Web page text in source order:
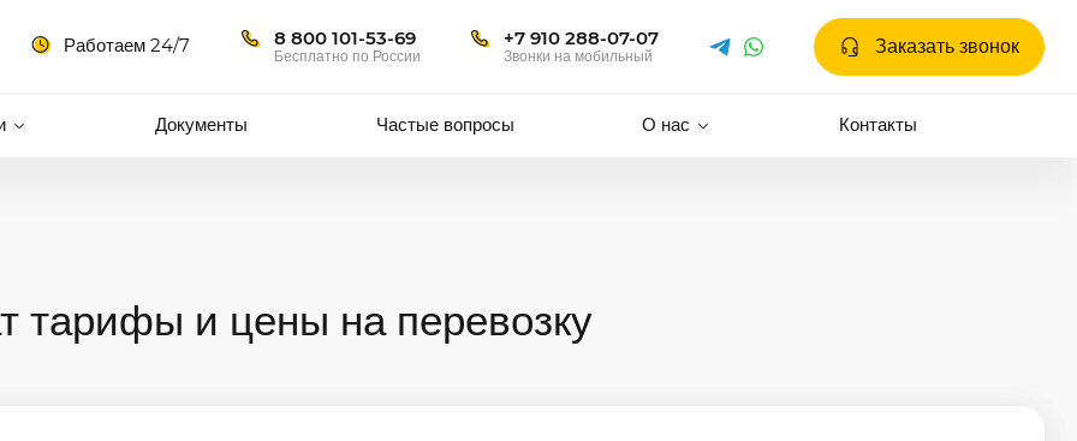
Работаем 24/7 8 800 101-53-69
Бесплатно по России
+7 910 288-07-07
Звонки на мобильный Заказать звонок
Документы Частые вопросы О нас Контакты
тарифы и цены на перевозку